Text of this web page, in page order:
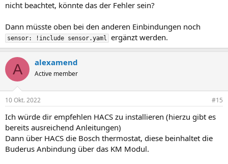
nicht beachtet, könnte das der Fehler sein?
Dann müsste oben bei den anderen Einbindungen noch
sensor: !include sensor.yaml ergänzt werden.
A alexamend
Active member
10 Okt. 2022 #15
Ich würde dir empfehlen HACS zu installieren (hierzu gibt es
bereits ausreichend Anleitungen)
Dann über HACS die Bosch thermostat, diese beinhaltet die
Buderus Anbindung über das KM Modul.